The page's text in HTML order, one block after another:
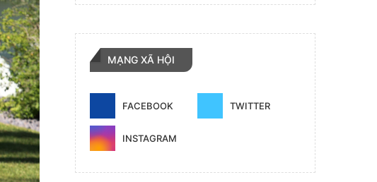
MẠNG XÃ HỘI
FACEBOOK TWITTER
INSTAGRAM